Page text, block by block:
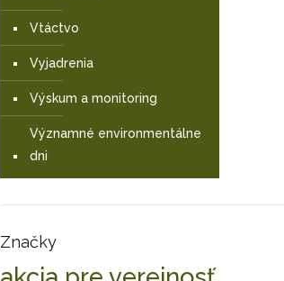
Vtáctvo
Vyjadrenia
Výskum a monitoring
Významné environmentálne
dni
Značky